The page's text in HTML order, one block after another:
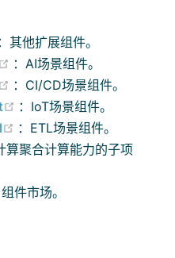
(opens new window)
：其他扩展组件。
(opens new window)
：AI场景组件。
(opens new window)
：CI/CD场景组件。
(opens new window)
：IoT场景组件。
(opens new window)
：ETL场景组件。
window)
算聚合计算能力的子项
new window)
件市场。